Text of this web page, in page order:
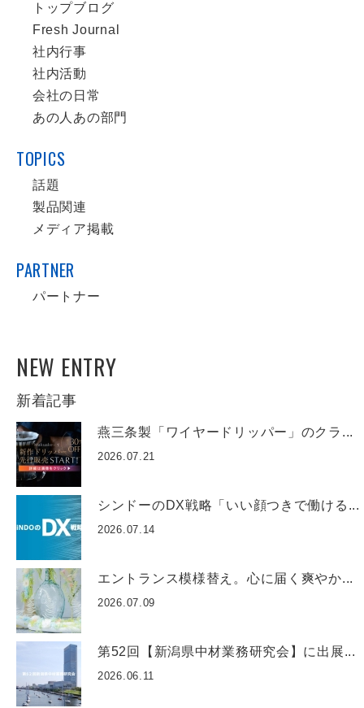
トップブログ
Fresh Journal
社内行事
社内活動
会社の日常
あの人あの部門
TOPICS
話題
製品関連
メディア掲載
PARTNER
パートナー
NEW ENTRY
新着記事
燕三条製「ワイヤードリッパー」のクラ...
2026.07.21
シンドーのDX戦略「いい顔つきで働ける...
2026.07.14
エントランス模様替え。心に届く爽やか...
2026.07.09
第52回【新潟県中材業務研究会】に出展...
2026.06.11